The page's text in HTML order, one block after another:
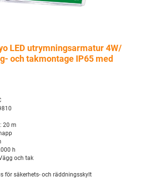
LED utrymningsarmatur 4W/
och takmontage IP65 med
20 m
h
och tak
för säkerhets- och räddningsskylt